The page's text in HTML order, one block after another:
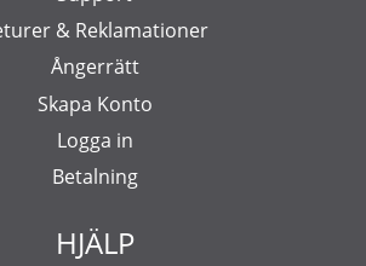
& Reklamationer
Ångerrätt
Skapa Konto
Logga in
Betalning
HJÄLP